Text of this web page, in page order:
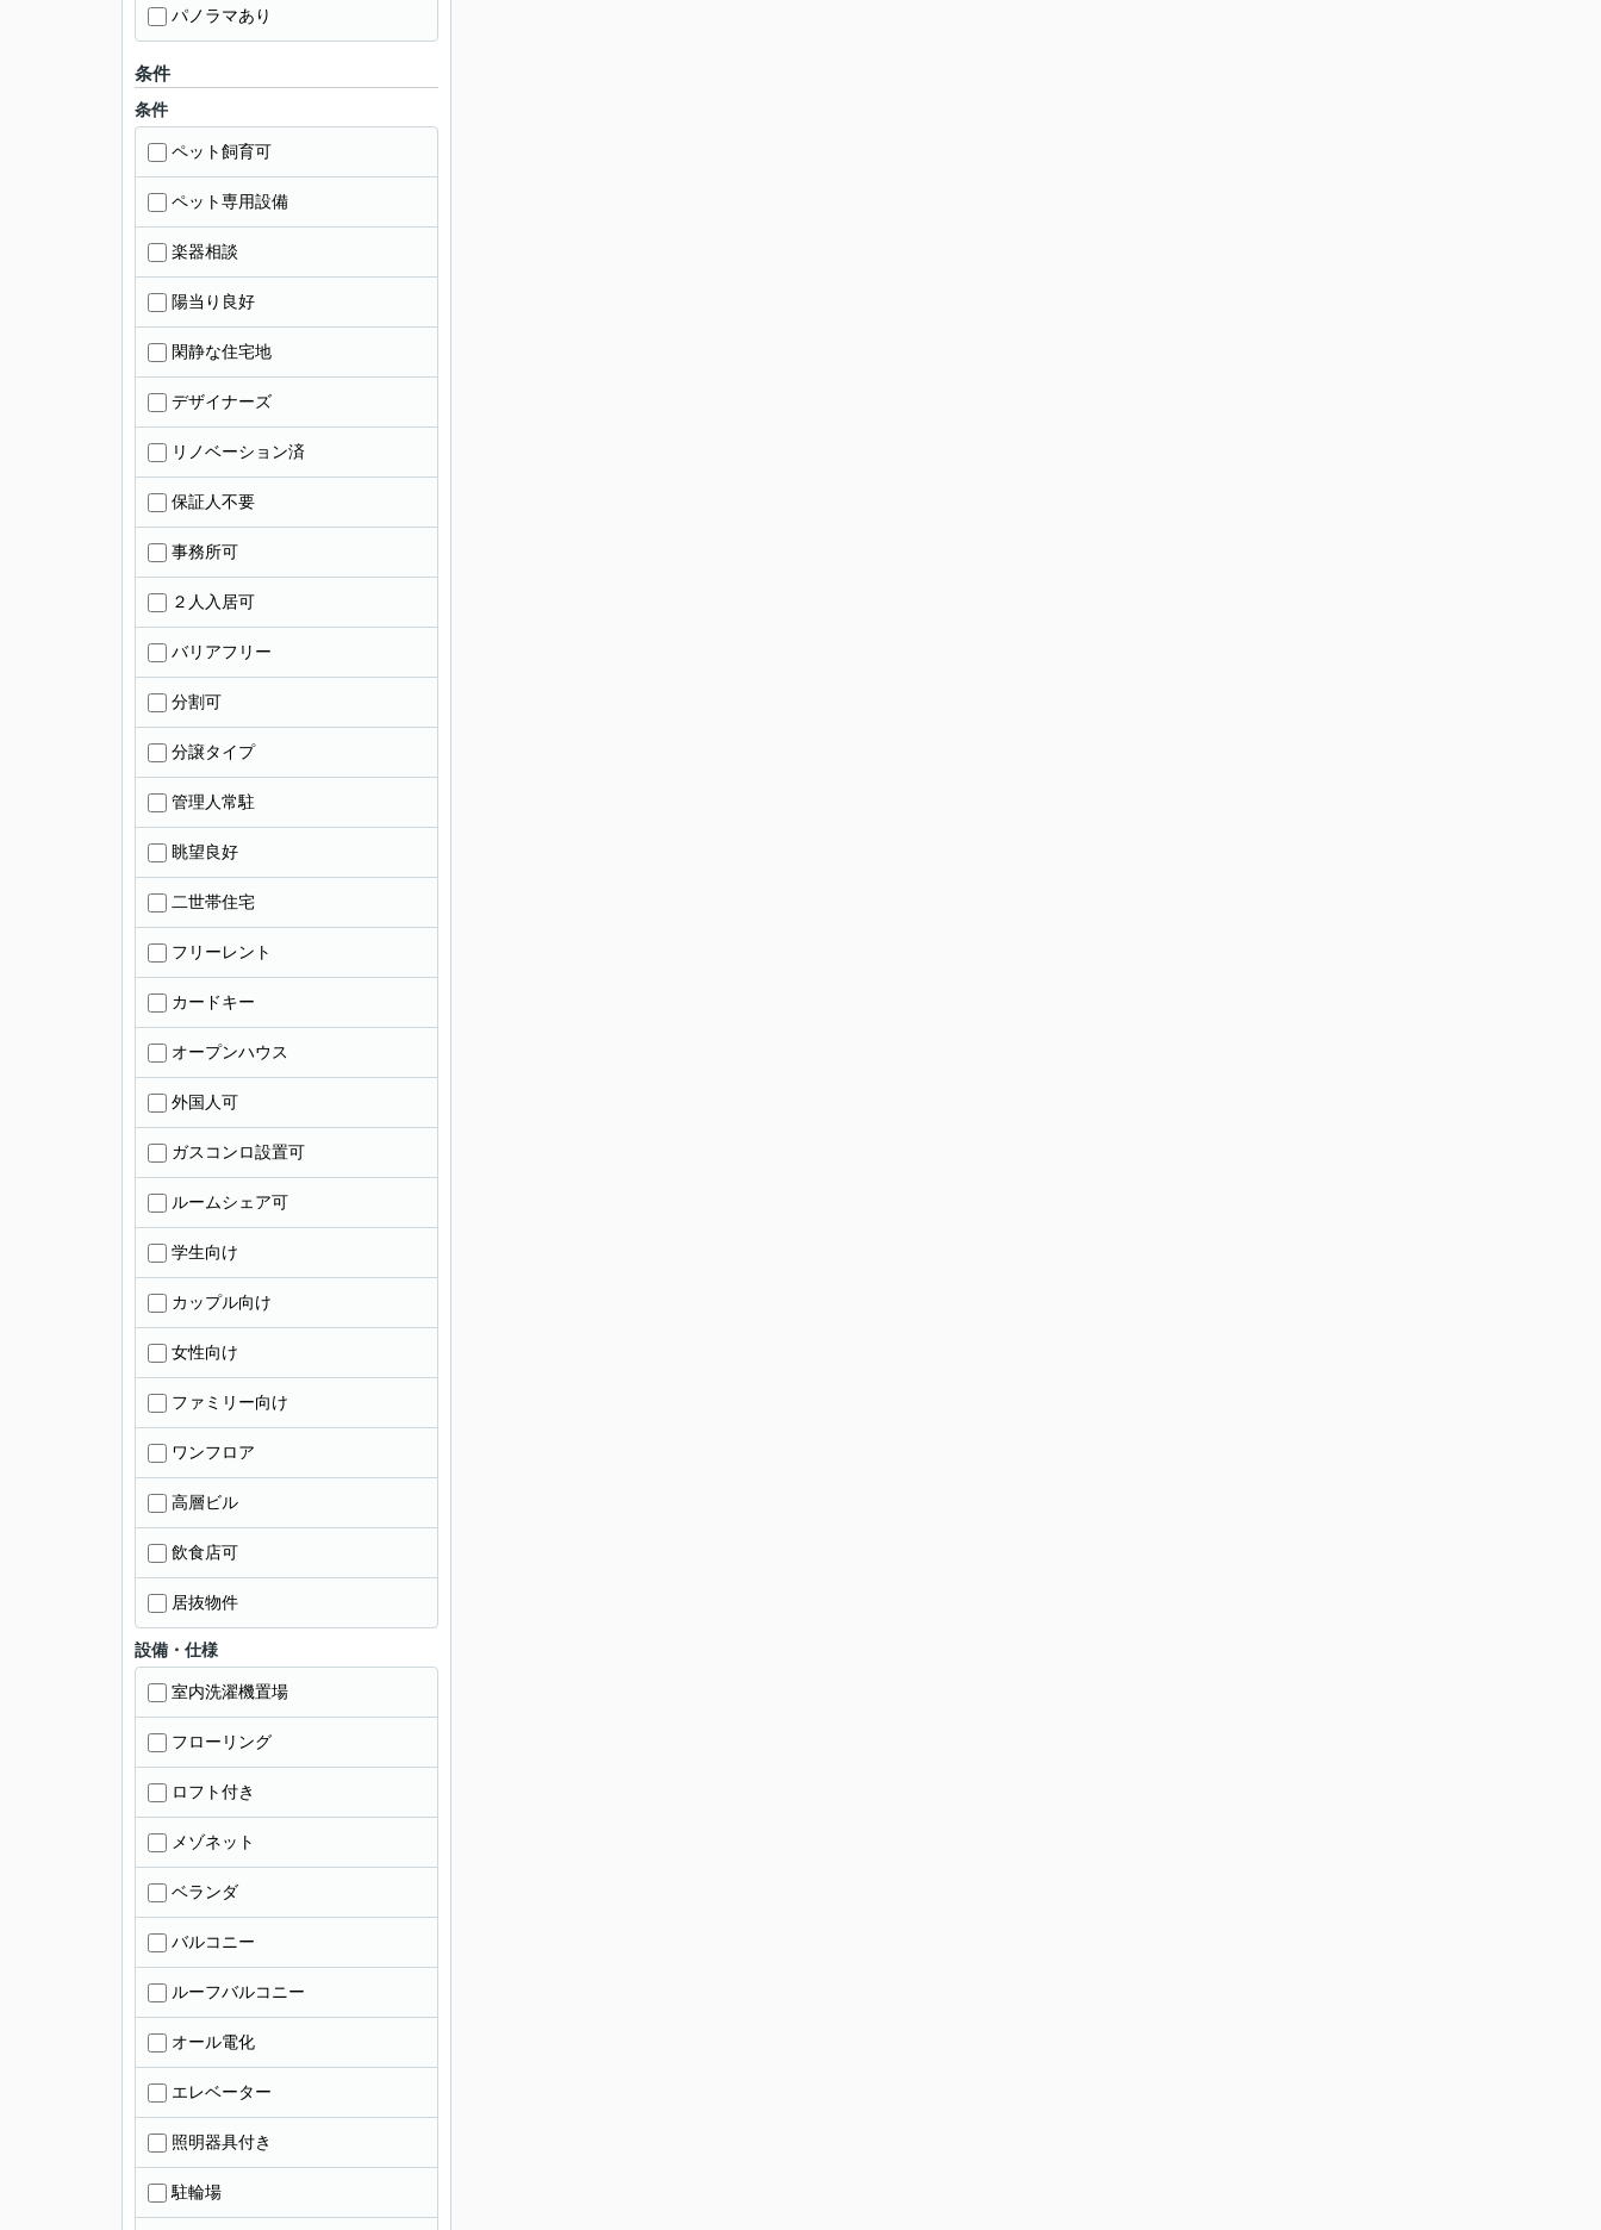
パノラマあり
条件
条件
ペット飼育可
ペット専用設備
楽器相談
陽当り良好
閑静な住宅地
デザイナーズ
リノベーション済
保証人不要
事務所可
２人入居可
バリアフリー
分割可
分譲タイプ
管理人常駐
眺望良好
二世帯住宅
フリーレント
カードキー
オープンハウス
外国人可
ガスコンロ設置可
ルームシェア可
学生向け
カップル向け
女性向け
ファミリー向け
ワンフロア
高層ビル
飲食店可
居抜物件
設備・仕様
室内洗濯機置場
フローリング
ロフト付き
メゾネット
ベランダ
バルコニー
ルーフバルコニー
オール電化
エレベーター
照明器具付き
駐輪場